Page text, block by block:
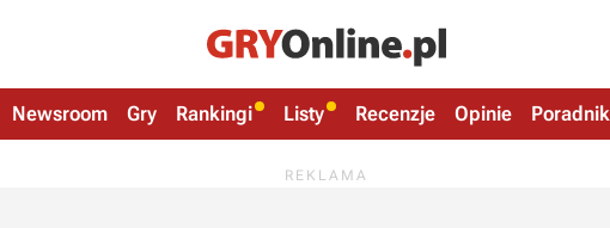
Newsroom Gry Rankingi Listy Recenzje Opinie